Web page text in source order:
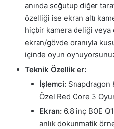
anında soğutup diğer
özelliği ise ekran altı
hiçbir kamera deliği veya
ekran/gövde oranıyla
içinde oyun
Teknik Özellikler:
İşlemci: Snapdragon
Özel Red Core 3
Ekran: 6.8 inç BOE
anlık dokunmatik